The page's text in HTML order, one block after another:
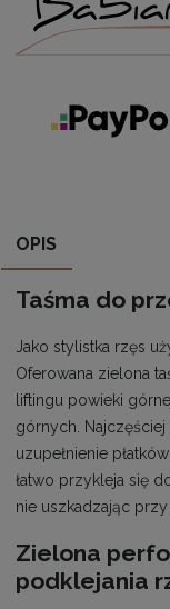
OPIS
Taśma do
Jako stylistka rzęs
Oferowana zielona
liftingu powieki
górnych. Najczęściej
uzupełnienie
łatwo przykleja się
nie uszkadzając
Zielona
podklejania